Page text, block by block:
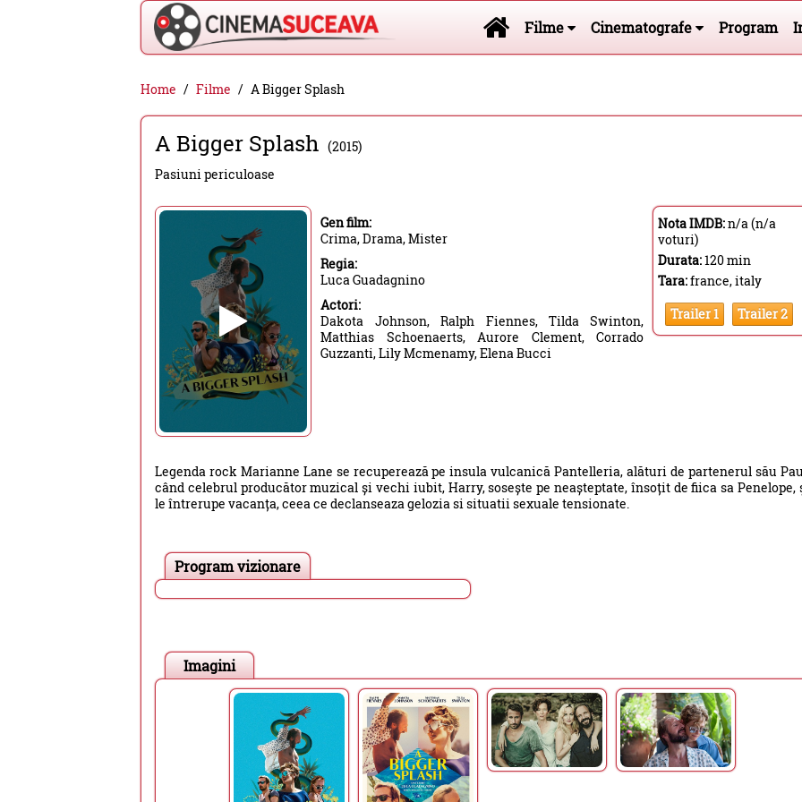
Cinema
Suceava
-
filme
cinema,
evenimente
Suceava
Filme Cinematografe Program
Home Filme A Bigger Splash
A Bigger Splash (2015)
Pasiuni periculoase
Gen film:
Crima, Drama, Mister
Regia:
Luca Guadagnino
Actori:
Dakota Johnson, Ralph Fiennes, Tilda Swinton,
Matthias Schoenaerts, Aurore Clement, Corrado
Guzzanti, Lily Mcmenamy, Elena Bucci
Nota IMDB:n/a (n/a
voturi)
Durata:120 min
Tara:france, italy
Trailer 1
Trailer 2
Legenda rock Marianne Lane se recuperează pe insula vulcanică Pantelleria, alături de partenerul său
când celebrul producător muzical și vechi iubit, Harry, sosește pe neașteptate, însoțit de fiica sa Penelope,
le întrerupe vacanța, ceea ce declanseaza gelozia si situatii sexuale tensionate.
Program vizionare
Imagini